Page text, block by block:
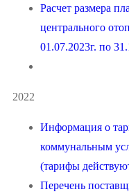
Расчет размера
центрального
01.07.2023г. по
2022
Информация о
коммунальным
(тарифы
Перечень